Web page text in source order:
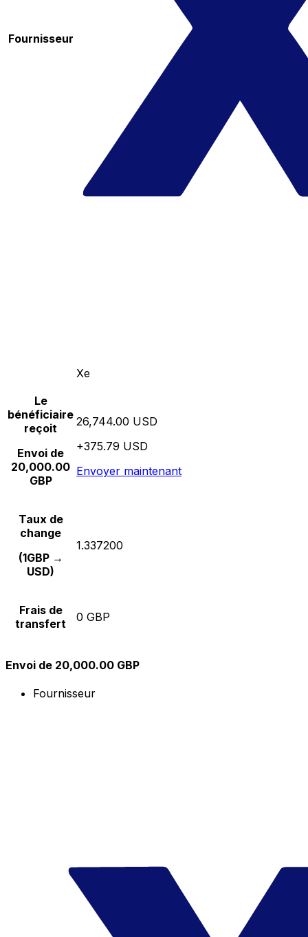
Fournisseur
Xe
Le
bénéficiaire
reçoit
Envoi de
20,000.00
GBP
26,744.00 USD
+375.79 USD
Envoyer maintenant
Taux de
change
(1GBP →
USD)
1.337200
Frais de
transfert
0 GBP
Envoi de 20,000.00 GBP
Fournisseur